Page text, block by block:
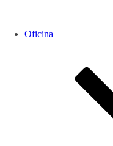
Oficina